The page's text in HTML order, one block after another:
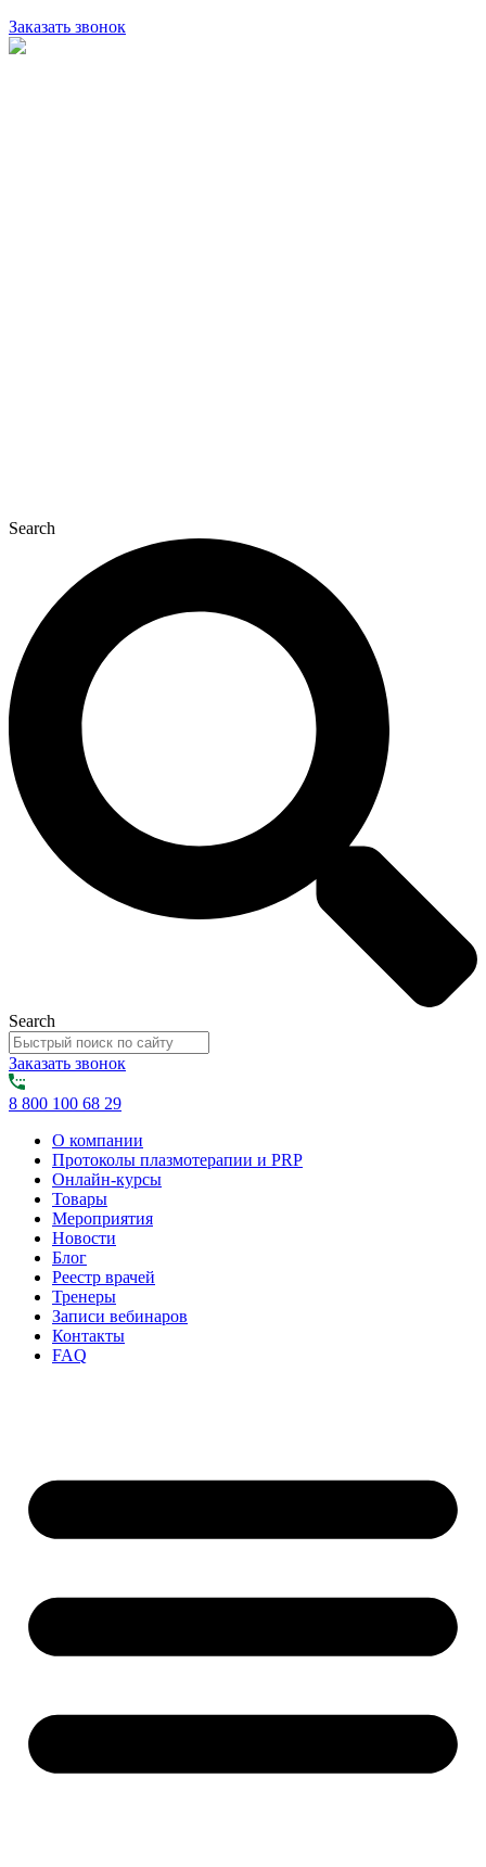
Заказать звонок
Search
Search
Заказать звонок
8 800 100 68 29
О компании
Протоколы плазмотерапии и PRP
Онлайн-курсы
Товары
Мероприятия
Новости
Блог
Реестр врачей
Тренеры
Записи вебинаров
Контакты
FAQ